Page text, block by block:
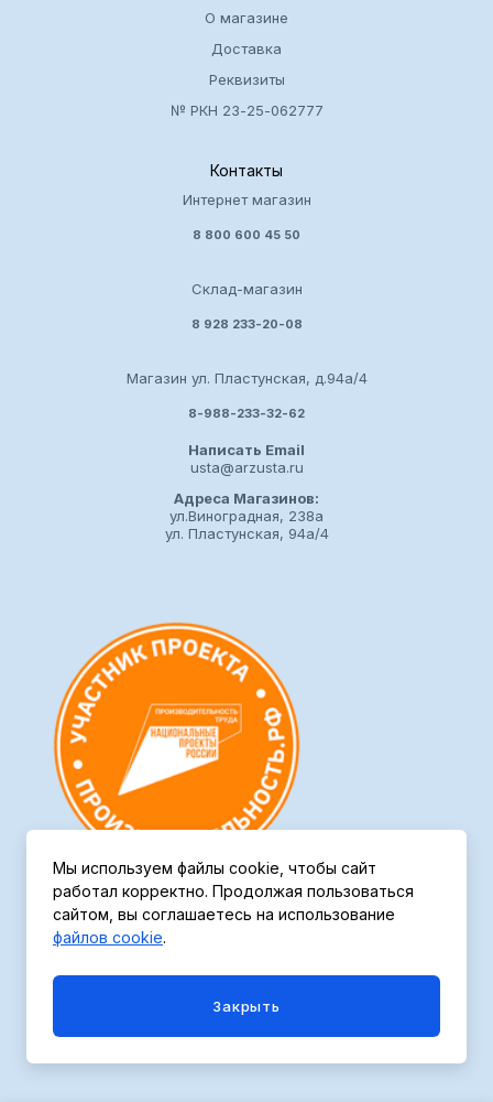
О магазине
Доставка
Реквизиты
№ РКН 23-25-062777
Контакты
Интернет магазин
8 800 600 45 50
Склад-магазин
8 928 233-20-08
Магазин ул. Пластунская, д.94а/4
8-988-233-32-62
Написать Email
usta@arzusta.ru
Адреса Магазинов:
ул.Виноградная, 238а
ул. Пластунская, 94а/4
Политика конфиденциальности
Мы используем файлы cookie, чтобы сайт
работал корректно. Продолжая пользоваться
сайтом, вы соглашаетесь на использование
файлов cookie.
Закрыть